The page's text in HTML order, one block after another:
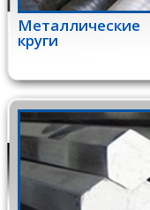
Металлические
круги